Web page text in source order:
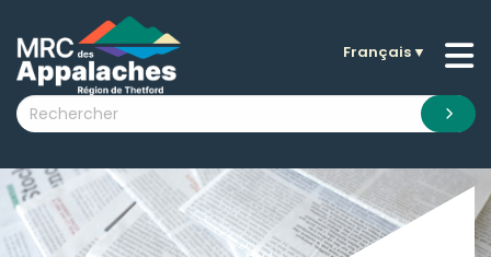
submenu (La MRC )
submenu (Citoyens )
submenu (Visiteurs )
submenu (Nouvelles )
Français▼